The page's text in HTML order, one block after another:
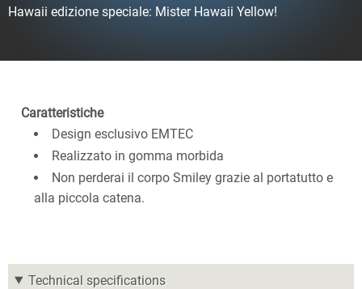
Hawaii edizione speciale: Mister Hawaii Yellow!
Caratteristiche
Design esclusivo EMTEC
Realizzato in gomma morbida
Non perderai il corpo Smiley grazie al portatutto e
alla piccola catena.
Technical specifications